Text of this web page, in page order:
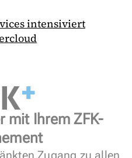
intensiviert
mit Ihrem ZFK-